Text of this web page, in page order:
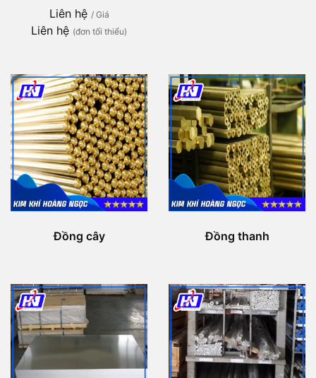
Liên hệ / Giá
Liên hệ (đơn tối thiểu)
Đồng cây Đồng thanh